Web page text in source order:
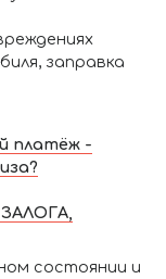
заправка
платёж -
состоянии и